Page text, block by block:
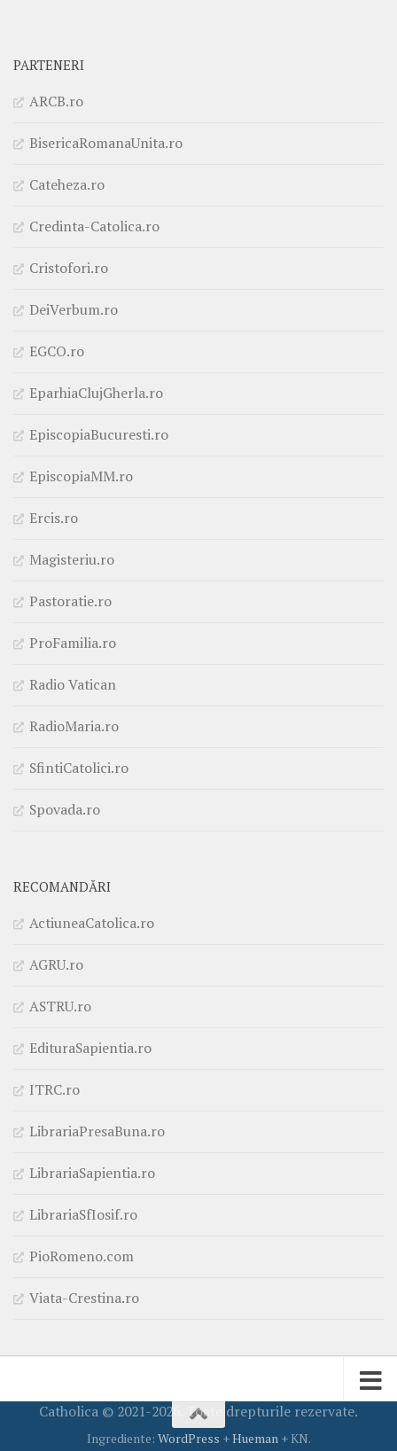
PARTENERI
ARCB.ro
BisericaRomanaUnita.ro
Cateheza.ro
Credinta-Catolica.ro
Cristofori.ro
DeiVerbum.ro
EGCO.ro
EparhiaClujGherla.ro
EpiscopiaBucuresti.ro
EpiscopiaMM.ro
Ercis.ro
Magisteriu.ro
Pastoratie.ro
ProFamilia.ro
Radio Vatican
RadioMaria.ro
SfintiCatolici.ro
Spovada.ro
RECOMANDĂRI
ActiuneaCatolica.ro
AGRU.ro
ASTRU.ro
EdituraSapientia.ro
ITRC.ro
LibrariaPresaBuna.ro
LibrariaSapientia.ro
LibrariaSfIosif.ro
PioRomeno.com
Viata-Crestina.ro
Catholica © 2021-2026. Toate drepturile rezervate.
Ingrediente: WordPress +Hueman+ KN.